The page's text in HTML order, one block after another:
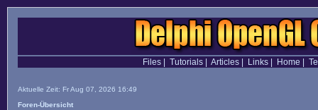
Files| Tutorials| Articles| Links| Home
Aktuelle Zeit: Fr Aug 07, 2026 16:49
Foren-Übersicht